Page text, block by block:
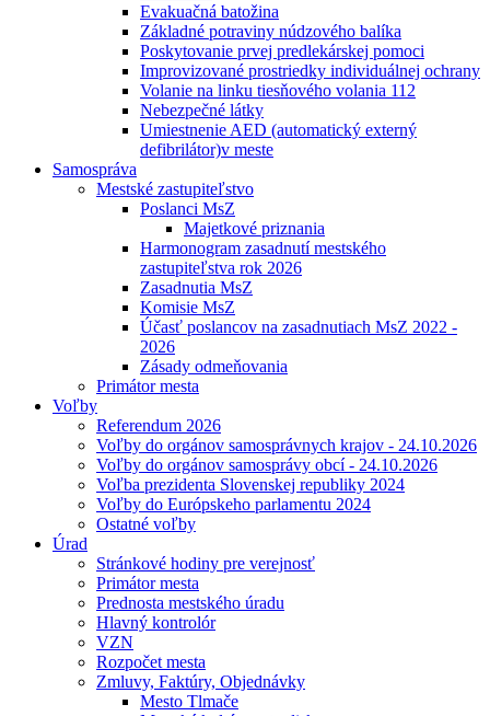
Evakuačná batožina
Základné potraviny núdzového balíka
Poskytovanie prvej predlekárskej pomoci
Improvizované prostriedky individuálnej ochrany
Volanie na linku tiesňového volania 112
Nebezpečné látky
Umiestnenie AED (automatický externý
defibrilátor)v meste
Samospráva
Mestské zastupiteľstvo
Poslanci MsZ
Majetkové priznania
Harmonogram zasadnutí mestského
zastupiteľstva rok 2026
Zasadnutia MsZ
Komisie MsZ
Účasť poslancov na zasadnutiach MsZ 2022 -
2026
Zásady odmeňovania
Primátor mesta
Voľby
Referendum 2026
Voľby do orgánov samosprávnych krajov - 24.10.2026
Voľby do orgánov samosprávy obcí - 24.10.2026
Voľba prezidenta Slovenskej republiky 2024
Voľby do Európskeho parlamentu 2024
Ostatné voľby
Úrad
Stránkové hodiny pre verejnosť
Primátor mesta
Prednosta mestského úradu
Hlavný kontrolór
VZN
Rozpočet mesta
Zmluvy, Faktúry, Objednávky
Mesto Tlmače